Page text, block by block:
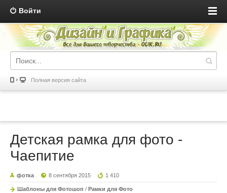
Войти
Полная версия сайта
Детская рамка для фото -
Чаепитие
фотка 8 сентября 2015 1 410
Шаблоны для Фотошоп / Рамки для Фото